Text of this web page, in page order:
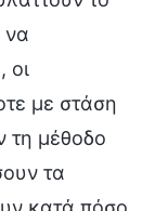
να
οι
με στάση
τη μέθοδο
τα